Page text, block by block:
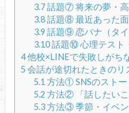
3.7話題⑦ 将来の夢・
3.8話題⑧ 最近あった
3.9 話題⑨ 恋バナ（タイ
3.10話題⑩ 心理テスト
4他校×LINEで失敗しがち
5 会話が途切れたときのリ
5.1 方法① SNSのスト
5.2 方法② 「話したい
5.3方法③ 季節・イベン